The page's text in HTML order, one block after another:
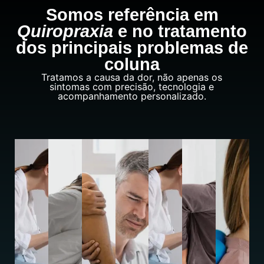
Somos referência em
Quiropraxia e no tratamento
dos principais problemas de
coluna
Tratamos a causa da dor, não apenas os
sintomas com precisão, tecnologia e
acompanhamento personalizado.